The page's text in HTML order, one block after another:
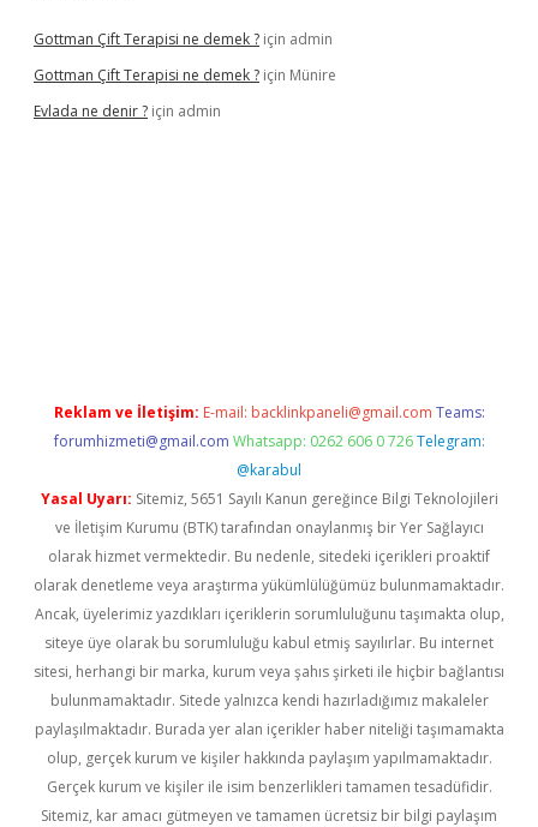
Gottman Çift Terapisi ne demek ? için admin
Gottman Çift Terapisi ne demek ? için Münire
Evlada ne denir ? için admin
Reklam ve İletişim: E-mail: backlinkpaneli@gmail.com Teams:
forumhizmeti@gmail.com Whatsapp: 0262 606 0 726 Telegram:
@karabul
Yasal Uyarı: Sitemiz, 5651 Sayılı Kanun gereğince Bilgi Teknolojileri
ve İletişim Kurumu (BTK) tarafından onaylanmış bir Yer Sağlayıcı
olarak hizmet vermektedir. Bu nedenle, sitedeki içerikleri proaktif
olarak denetleme veya araştırma yükümlülüğümüz bulunmamaktadır.
Ancak, üyelerimiz yazdıkları içeriklerin sorumluluğunu taşımakta olup,
siteye üye olarak bu sorumluluğu kabul etmiş sayılırlar. Bu internet
sitesi, herhangi bir marka, kurum veya şahıs şirketi ile hiçbir bağlantısı
bulunmamaktadır. Sitede yalnızca kendi hazırladığımız makaleler
paylaşılmaktadır. Burada yer alan içerikler haber niteliği taşımamakta
olup, gerçek kurum ve kişiler hakkında paylaşım yapılmamaktadır.
Gerçek kurum ve kişiler ile isim benzerlikleri tamamen tesadüfidir.
Sitemiz, kar amacı gütmeyen ve tamamen ücretsiz bir bilgi paylaşım